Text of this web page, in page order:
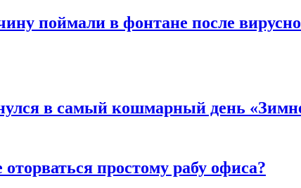
поймали в фонтане после
в самый кошмарный день
простому рабу офиса?